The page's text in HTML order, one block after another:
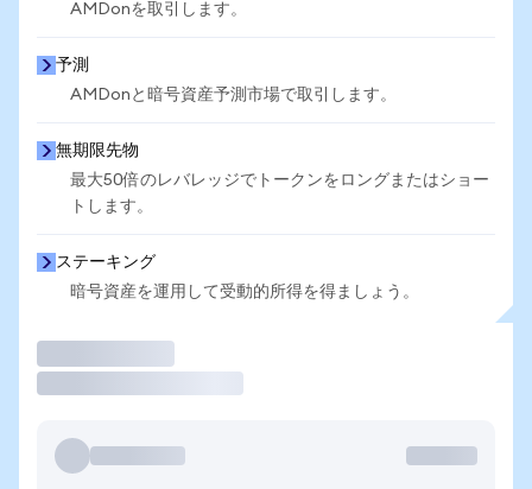
AMDonを取引します。
予測
AMDonと暗号資産予測市場で取引します。
無期限先物
最大50倍のレバレッジでトークンをロングまたはショー
トします。
ステーキング
暗号資産を運用して受動的所得を得ましょう。